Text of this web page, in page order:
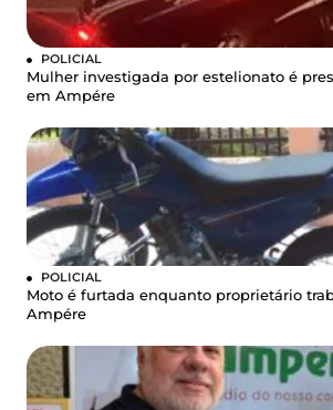
POLICIAL
Mulher investigada por estelionato é
em Ampére
POLICIAL
Moto é furtada enquanto proprietário
Ampére